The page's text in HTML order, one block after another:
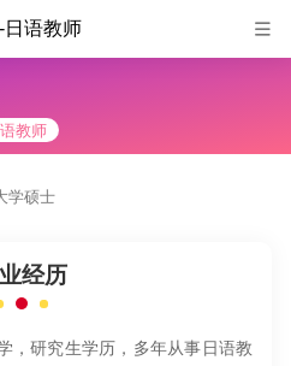
日语教师 
教师
学硕士
经历
，研究生学历，多年从事日语教